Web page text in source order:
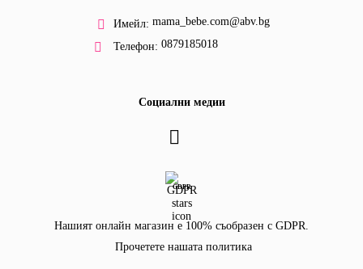
Имейл: mama_bebe.com@abv.bg
Телефон: 0879185018
Социални медии
GDPR
Нашият онлайн магазин е 100% съобразен с GDPR.
Прочетете нашата политика